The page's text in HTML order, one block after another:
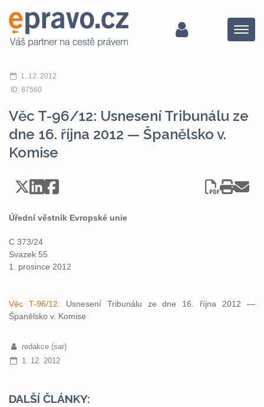
Menu
1. 12. 2012
ID: 87560
Věc T-96/12: Usnesení Tribunálu ze
dne 16. října 2012 — Španělsko v.
Komise
Úřední věstník Evropské unie
C 373/24
Svazek 55
1. prosince 2012
Věc T-96/12: Usnesení Tribunálu ze dne 16. října 2012 —
Španělsko v. Komise
redakce (sar)
1. 12. 2012
DALŠÍ ČLÁNKY: